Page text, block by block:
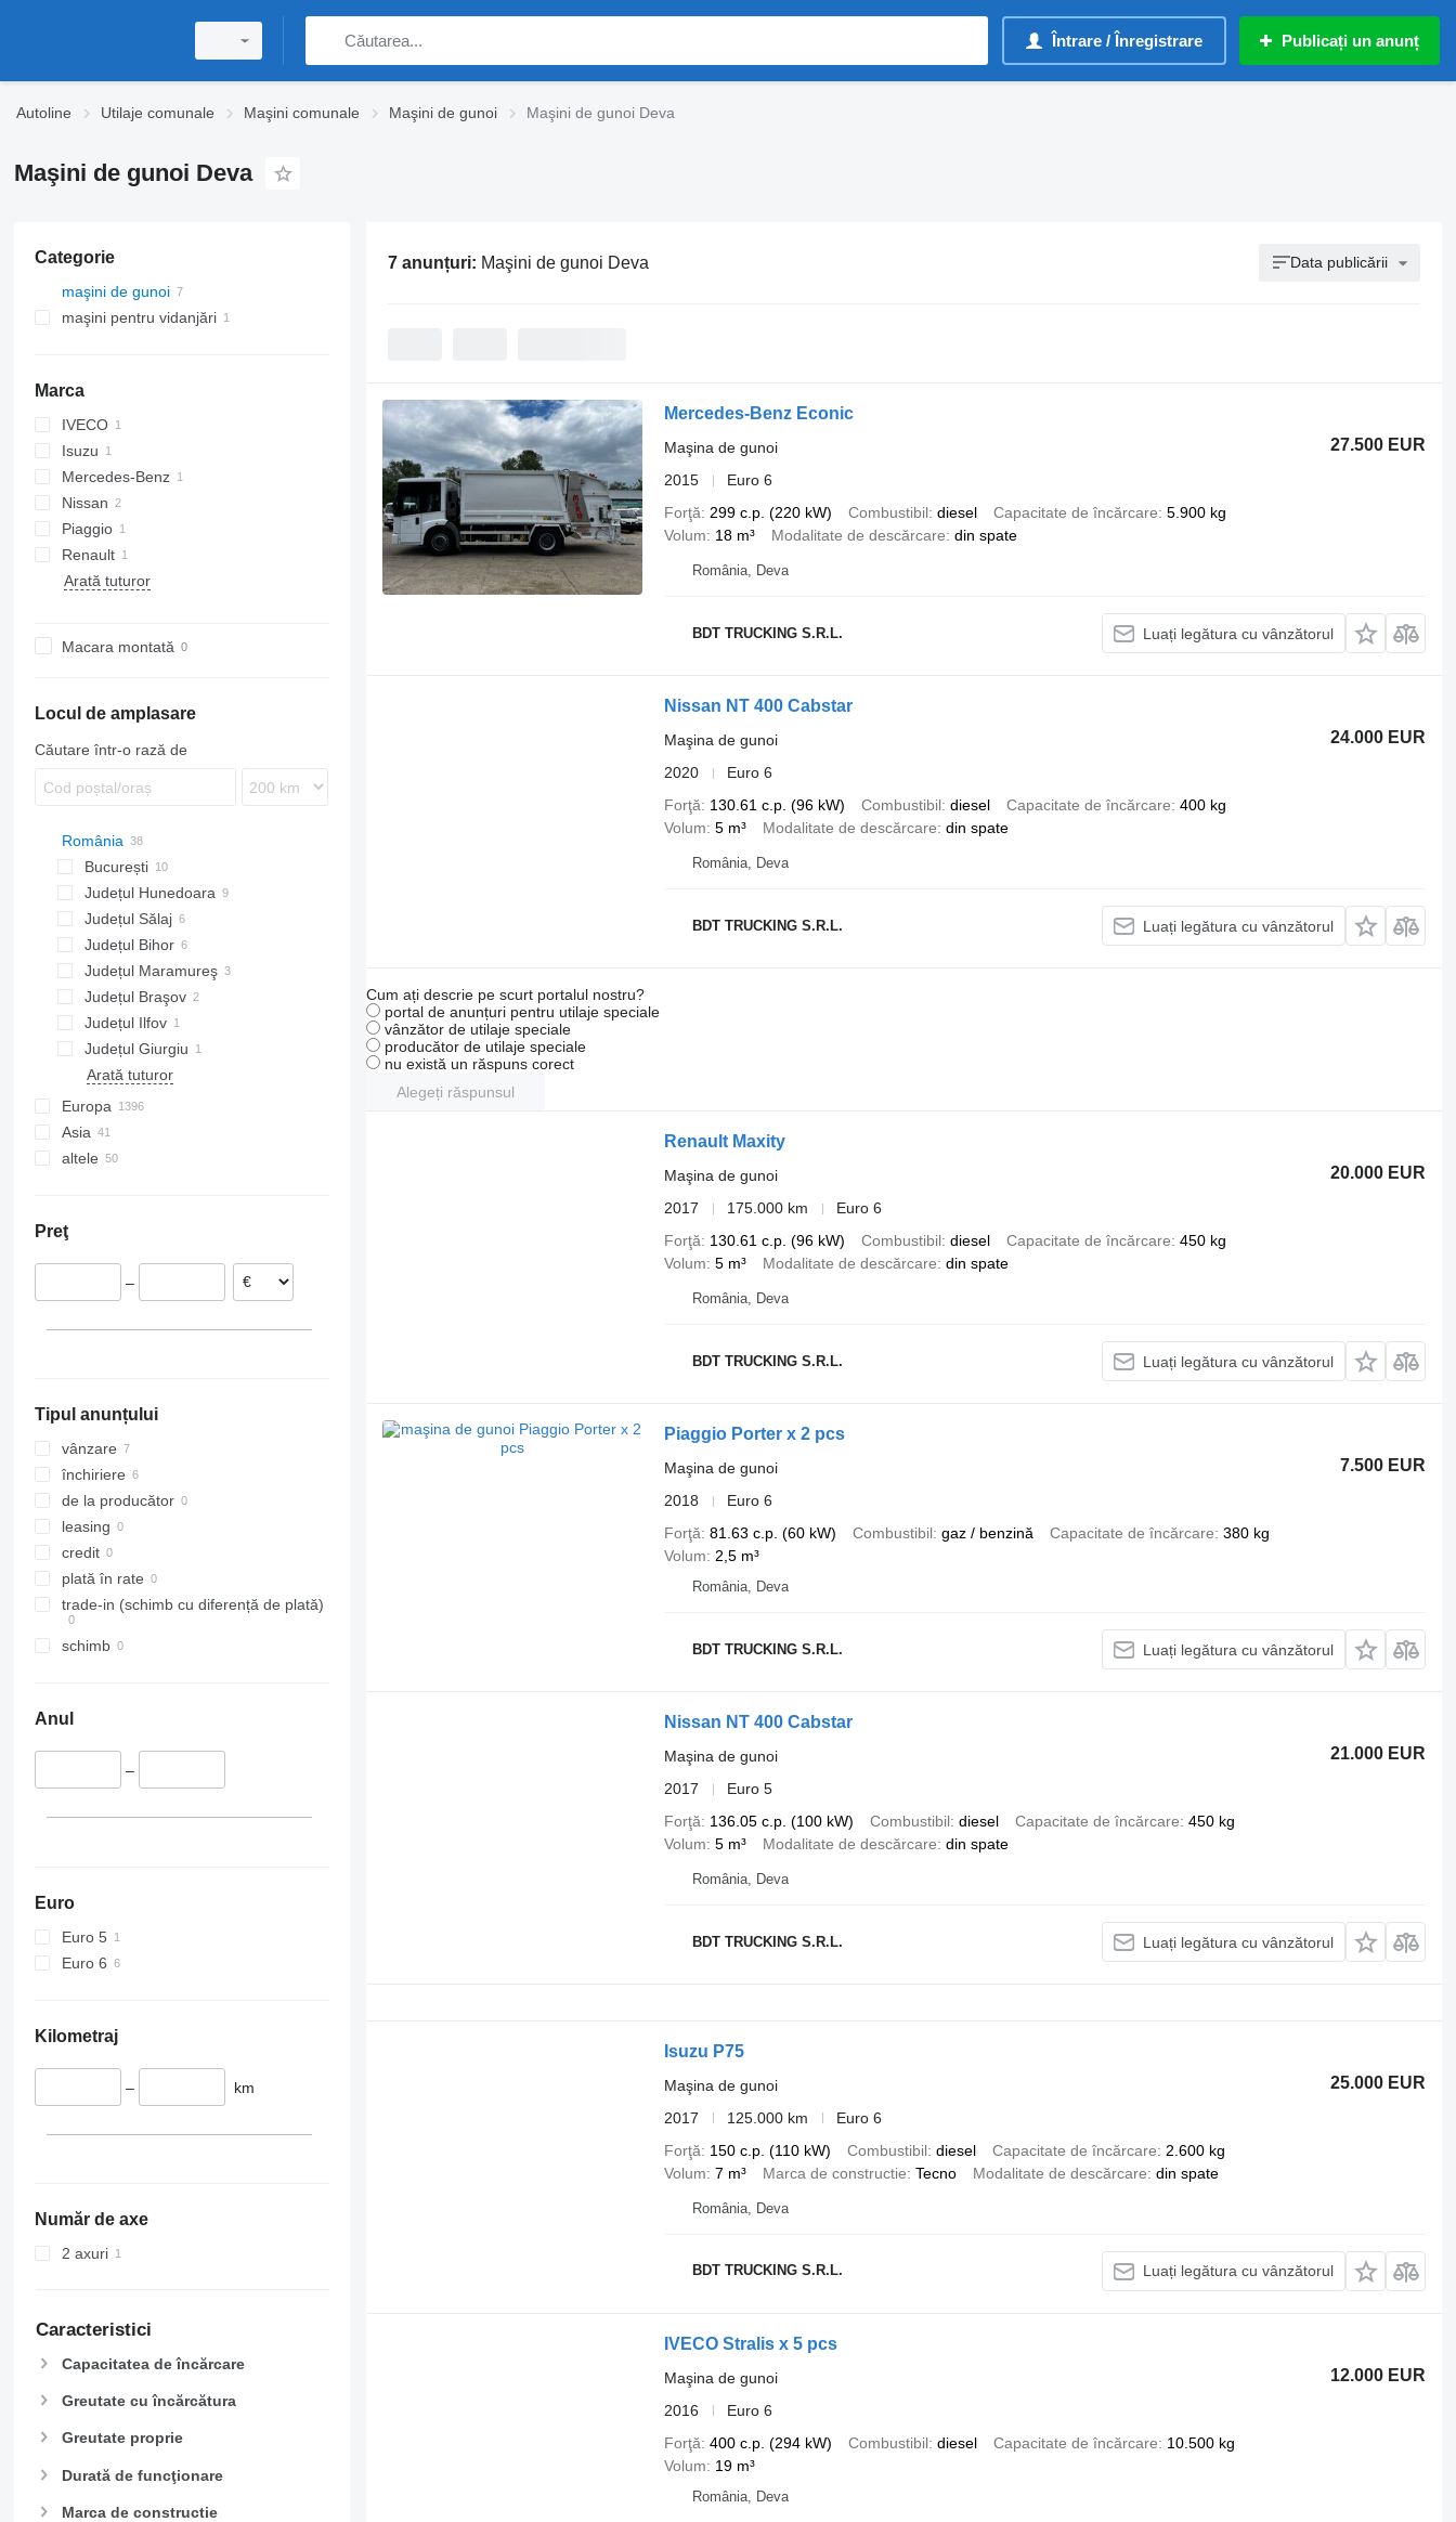
Întrare / Înregistrare Publicați un anunț
Autoline Utilaje comunale Maşini comunale Maşini de gunoi Maşini de gunoi Deva
Maşini de gunoi Deva
Categorie
maşini de gunoi
maşini pentru vidanjări
Marca
IVECO
Stralis
Isuzu
Mercedes-Benz
Econic
Nissan
Cabstar
NT
Piaggio
Porter
Renault
Maxity
Arată tuturor
Macara montată
Locul de amplasare
Căutare într-o rază de
România
București
București
Județul Hunedoara
Județul Sălaj
Românași
Județul Bihor
Județul Maramureş
Județul Braşov
Județul Ilfov
Județul Giurgiu
Arată tuturor
Europa
Germania
Estonia
Italia
Asia
China
Uzbekistan
altele
Argentina
Preţ
–
Tipul anunțului
vânzare
închiriere
de la producător
leasing
credit
plată în rate
trade-in (schimb cu diferență de plată)
schimb
Anul
–
Euro
Euro 5
Euro 6
Kilometraj
– km
Număr de axe
2 axuri
Caracteristici
Capacitatea de încărcare
Greutate cu încărcătura
Greutate proprie
Durată de funcţionare
Marca de constructie
7 anunțuri: Maşini de gunoi Deva Data publicării
Mercedes-Benz Econic
27.500 EUR
Maşina de gunoi
2015
Euro 6
Forţă
299 c.p. (220 kW) Combustibil diesel Capacitate de încărcare 5.900 kg
Volum
18 m³ Modalitate de descărcare din spate
România, Deva
BDT TRUCKING S.R.L. Luați legătura cu vânzătorul
Nissan NT 400 Cabstar
24.000 EUR
Maşina de gunoi
2020
Euro 6
Forţă
130.61 c.p. (96 kW) Combustibil diesel Capacitate de încărcare 400 kg
Volum 5 m³ Modalitate de descărcare din spate
România, Deva
BDT TRUCKING S.R.L. Luați legătura cu vânzătorul
Cum ați descrie pe scurt portalul nostru?
portal de anunțuri pentru utilaje speciale
vânzător de utilaje speciale
producător de utilaje speciale
nu există un răspuns corect
Alegeți răspunsul
Renault Maxity
20.000 EUR
Maşina de gunoi
2017
175.000 km
Euro 6
Forţă
130.61 c.p. (96 kW) Combustibil diesel Capacitate de încărcare 450 kg
Volum 5 m³ Modalitate de descărcare din spate
România, Deva
BDT TRUCKING S.R.L. Luați legătura cu vânzătorul
Piaggio Porter x 2 pcs
7.500 EUR
Maşina de gunoi
2018
Euro 6
Forţă 81.63 c.p. (60 kW) Combustibil gaz / benzină Capacitate de încărcare 380 kg
Volum
2,5 m³
România, Deva
BDT TRUCKING S.R.L. Luați legătura cu vânzătorul
Nissan NT 400 Cabstar
21.000 EUR
Maşina de gunoi
2017
Euro 5
Forţă
136.05 c.p. (100 kW) Combustibil diesel Capacitate de încărcare 450 kg
Volum 5 m³ Modalitate de descărcare din spate
România, Deva
BDT TRUCKING S.R.L. Luați legătura cu vânzătorul
Isuzu P75
25.000 EUR
Maşina de gunoi
2017
125.000 km
Euro 6
Forţă
150 c.p. (110 kW) Combustibil diesel Capacitate de încărcare
2.600 kg
Volum 7 m³ Marca de constructie Tecno Modalitate de descărcare din spate
România, Deva
BDT TRUCKING S.R.L. Luați legătura cu vânzătorul
IVECO Stralis x 5 pcs
12.000 EUR
Maşina de gunoi
2016
Euro 6
Forţă 400 c.p. (294 kW) Combustibil diesel Capacitate de încărcare
10.500 kg
Volum
19 m³
România, Deva